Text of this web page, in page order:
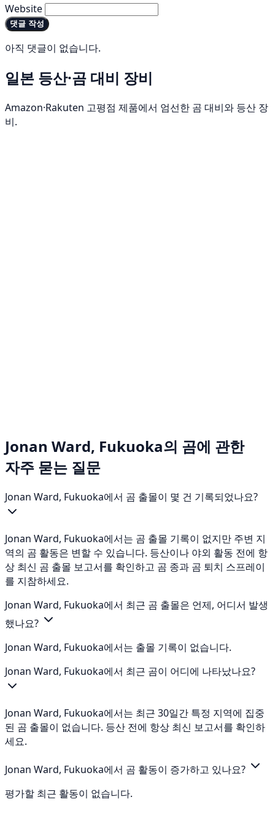
Website
댓글 작성
아직 댓글이 없습니다.
일본 등산·곰 대비 장비
Amazon·Rakuten 고평점 제품에서 엄선한 곰 대비와 등산 장
비.
Jonan Ward, Fukuoka의 곰에 관한
자주 묻는 질문
Jonan Ward, Fukuoka에서 곰 출몰이 몇 건 기록되었나요?
Jonan Ward, Fukuoka에서는 곰 출몰 기록이 없지만 주변 지
역의 곰 활동은 변할 수 있습니다. 등산이나 야외 활동 전에 항
상 최신 곰 출몰 보고서를 확인하고 곰 종과 곰 퇴치 스프레이
를 지참하세요.
Jonan Ward, Fukuoka에서 최근 곰 출몰은 언제, 어디서 발생
했나요?
Jonan Ward, Fukuoka에서는 출몰 기록이 없습니다.
Jonan Ward, Fukuoka에서 최근 곰이 어디에 나타났나요?
Jonan Ward, Fukuoka에서는 최근 30일간 특정 지역에 집중
된 곰 출몰이 없습니다. 등산 전에 항상 최신 보고서를 확인하
세요.
Jonan Ward, Fukuoka에서 곰 활동이 증가하고 있나요?
평가할 최근 활동이 없습니다.